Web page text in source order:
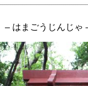
– はまごうじんじゃ